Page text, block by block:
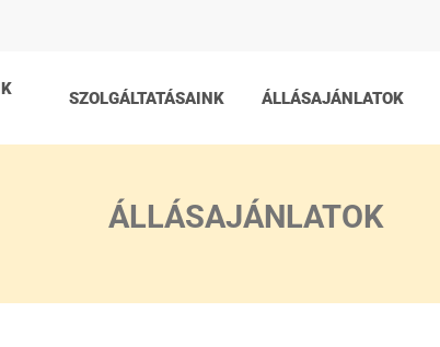
SZOLGÁLTATÁSAINK ÁLLÁSAJÁNLATOK
ÁLLÁSAJÁNLATOK